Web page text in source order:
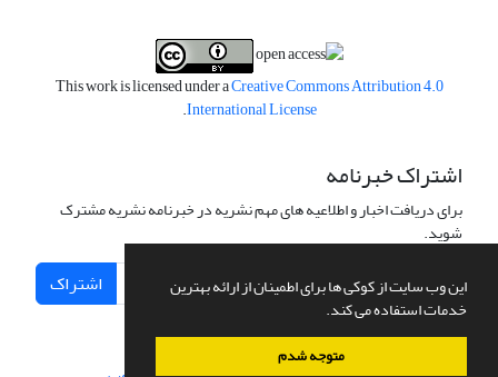
این وب سایت از کوکی ها برای اطمینان از ارائه بهترین
خدمات استفاده می کند.
متوجه شدم
This work is licensed under aCreative Commons Attribution 4.0
International License
.
اشتراک خبرنامه
برای دریافت اخبار و اطلاعیه های مهم نشریه در خبرنامه نشریه مشترک
شوید.
اشتراک